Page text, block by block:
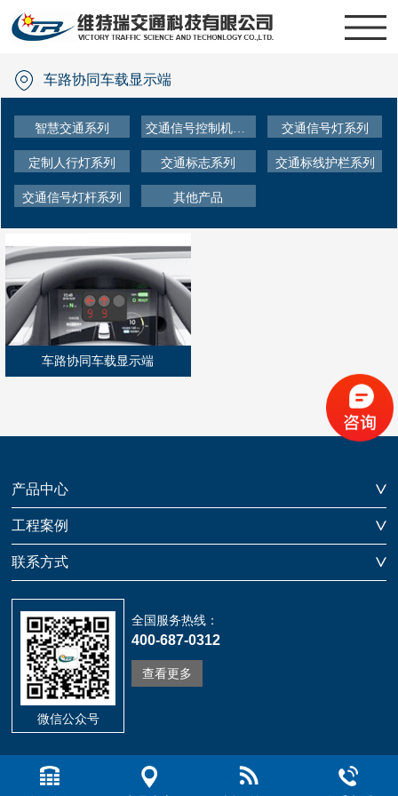
车路协同车载显示端
智慧交通系列 交通信号控制机系列 交通信号灯系列
定制人行灯系列 交通标志系列 交通标线护栏系列
交通信号灯杆系列 其他产品
车路协同车载显示端
产品中心
工程案例
联系方式
微信公众号
全国服务热线：
400-687-0312
查看更多
Copyright © 维特瑞交通科技有限公司
All Rights Reserved 冀ICP备15002556号-1